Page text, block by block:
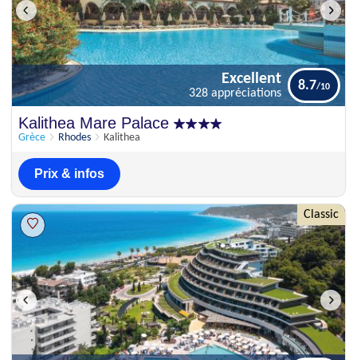
Kalithea Mare Palace
Grèce Rhodes Kalithea
Excellent
328 appréciations
8.7
Prix & infos
Classic